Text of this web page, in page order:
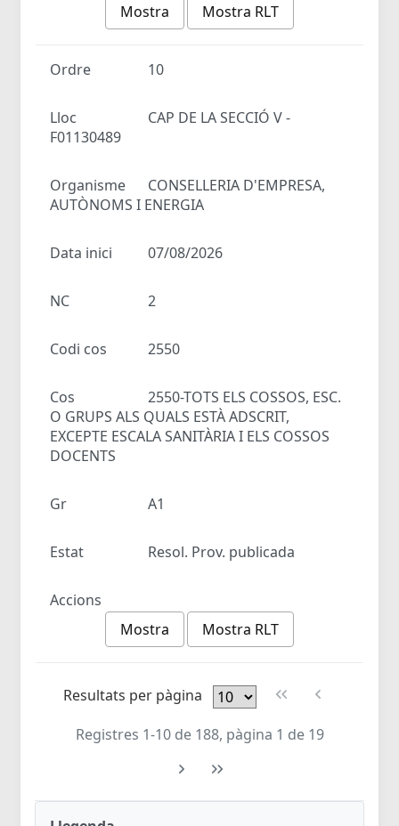
Mostra
Mostra RLT
Ordre 10
Lloc
CAP DE LA SECCIÓ V -
F01130489
Organisme
CONSELLERIA D'EMPRESA,
AUTÒNOMS I ENERGIA
Data inici 07/08/2026
NC 2
Codi cos 2550
Cos
2550-TOTS ELS COSSOS, ESC.
O GRUPS ALS QUALS ESTÀ ADSCRIT,
EXCEPTE ESCALA SANITÀRIA I ELS COSSOS
DOCENTS
Gr A1
Estat Resol. Prov. publicada
Accions
Mostra
Mostra RLT
Resultats per pàgina
Registres 1-10 de 188, pàgina 1 de 19